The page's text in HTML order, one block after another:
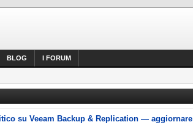
BLOG I FORUM
su Veeam Backup & Replication — aggiornare